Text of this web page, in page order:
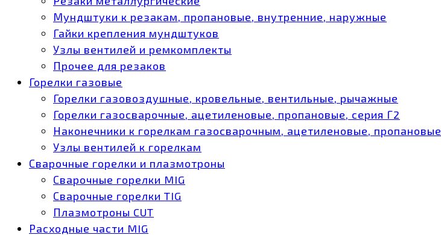
Мундштуки к резакам, пропановые, внутренние, наружные
Гайки крепления мундштуков
Узлы вентилей и ремкомплекты
Прочее для резаков
Горелки газовые
Горелки газовоздушные, кровельные, вентильные, рычажные
Горелки газосварочные, ацетиленовые, пропановые, серия Г2
Наконечники к горелкам газосварочным, ацетиленовые, пропановые
Узлы вентилей к горелкам
Сварочные горелки и плазмотроны
Сварочные горелки MIG
Сварочные горелки TIG
Плазмотроны CUT
Расходные части MIG